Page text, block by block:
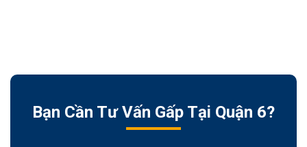
Bạn Cần Tư Vấn Gấp Tại Quận 6?